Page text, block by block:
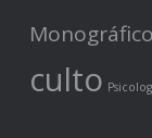
culto